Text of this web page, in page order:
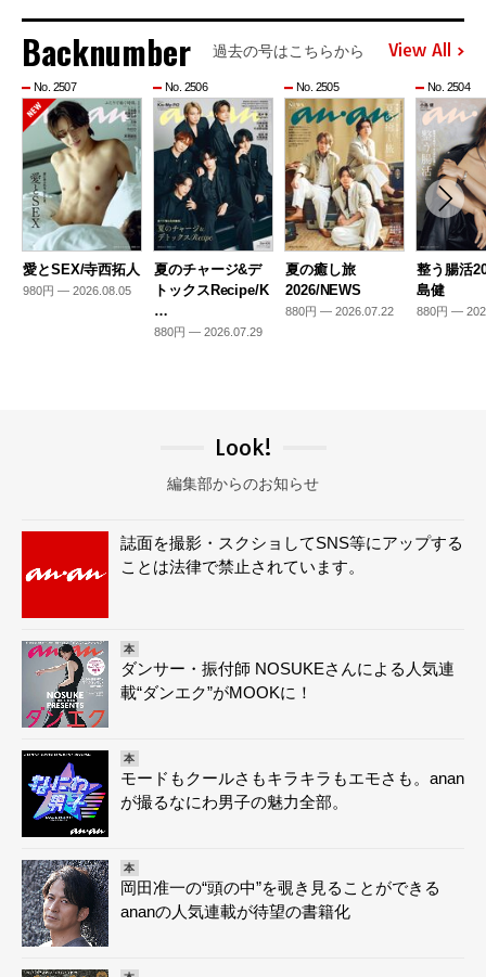
Backnumber 過去の号はこちらから View All
No. 2507
愛とSEX/寺西拓人
980円 — 2026.08.05
No. 2506
夏のチャージ&デ
トックスRecipe/K
…
880円 — 2026.07.29
No. 2505
夏の癒し旅
2026/NEWS
880円 — 2026.07.22
No. 2504
整う腸活
島健
880円 —
Look!
編集部からのお知らせ
誌面を撮影・スクショしてSNS等にアップする
ことは法律で禁止されています。
本
ダンサー・振付師 NOSUKEさんによる人気連
載“ダンエク”がMOOKに！
本
モードもクールさもキラキラもエモさも。anan
が撮るなにわ男子の魅力全部。
本
岡田准一の“頭の中”を覗き見ることができる
ananの人気連載が待望の書籍化